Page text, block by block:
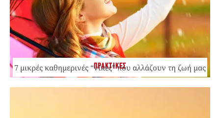
ΠΡΑΚΤΙΚΕΣ
7 μικρές καθημερινές “νίκες” που αλλάζουν τη ζωή μας